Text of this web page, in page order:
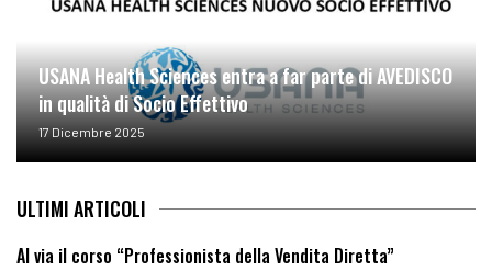
USANA Health Sciences entra a far parte di AVEDISCO
in qualità di Socio Effettivo
17 Dicembre 2025
ULTIMI ARTICOLI
Al via il corso “Professionista della Vendita Diretta”